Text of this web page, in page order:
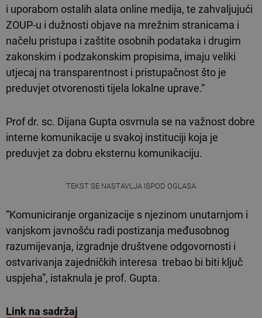
i uporabom ostalih alata online medija, te zahvaljujući
ZOUP-u i dužnosti objave na mrežnim stranicama i
načelu pristupa i zaštite osobnih podataka i drugim
zakonskim i podzakonskim propisima, imaju veliki
utjecaj na transparentnost i pristupačnost što je
preduvjet otvorenosti tijela lokalne uprave.“
Prof dr. sc. Dijana Gupta osvrnula se na važnost dobre
interne komunikacije u svakoj instituciji koja je
preduvjet za dobru eksternu komunikaciju.
TEKST SE NASTAVLJA ISPOD OGLASA
“Komuniciranje organizacije s njezinom unutarnjom i
vanjskom javnošću radi postizanja međusobnog
razumijevanja, izgradnje društvene odgovornosti i
ostvarivanja zajedničkih interesa trebao bi biti ključ
uspjeha”, istaknula je prof. Gupta.
Link na sadržaj